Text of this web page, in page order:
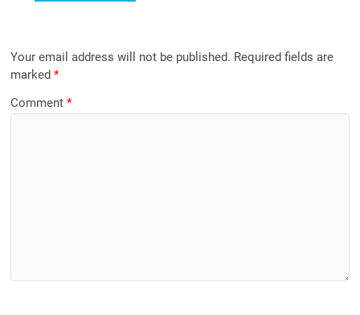
Your email address will not be published. Required fields are
marked*
Comment*